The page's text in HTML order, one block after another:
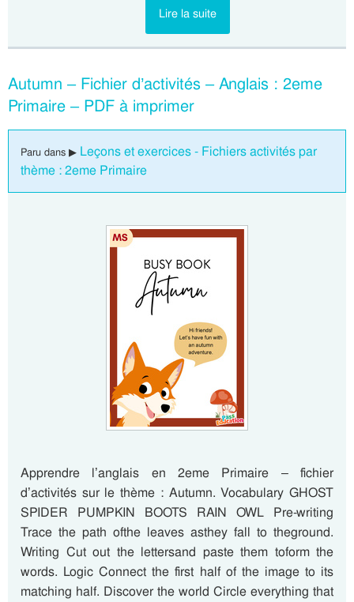
Lire la suite
Autumn – Fichier d’activités – Anglais : 2eme
Primaire – PDF à imprimer
Paru dans ▶ Leçons et exercices - Fichiers activités par
thème : 2eme Primaire
Apprendre l’anglais en 2eme Primaire – fichier
d’activités sur le thème : Autumn. Vocabulary GHOST
SPIDER PUMPKIN BOOTS RAIN OWL Pre-writing
Trace the path ofthe leaves asthey fall to theground.
Writing Cut out the lettersand paste them toform the
words. Logic Connect the first half of the image to its
matching half. Discover the world Circle everything that